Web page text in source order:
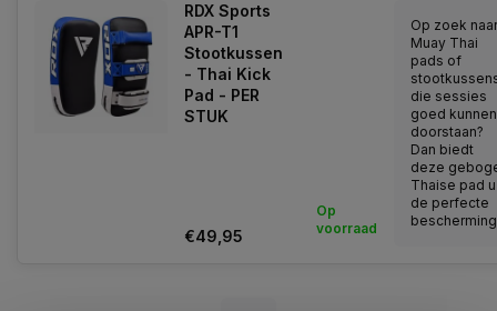
RDX Sports
APR-T1
Stootkussen
- Thai Kick
Pad - PER
STUK
€49,95
Op
voorraad
Op zoek naar
Muay Thai
pads of
die sessies
goed kunnen
doorstaan?
Dan biedt
deze
Thaise pad u
de perfecte